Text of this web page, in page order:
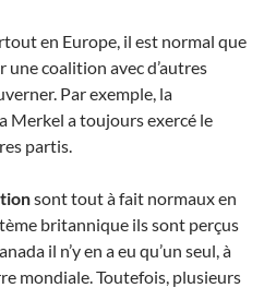
en Europe, il est normal que
coalition avec d’autres
Par exemple, la
Merkel a toujours exercé le
partis.
sont tout à fait normaux en
britannique ils sont perçus
il n’y en a eu qu’un seul, à
mondiale. Toutefois, plusieurs